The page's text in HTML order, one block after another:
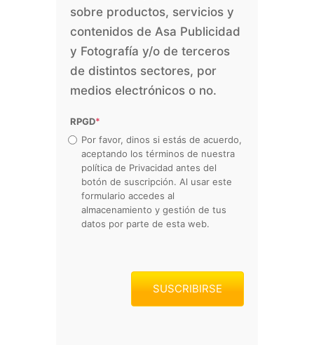
sobre productos, servicios y
contenidos de Asa Publicidad
y Fotografía y/o de terceros
de distintos sectores, por
medios electrónicos o no.
RPGD*
Por favor, dinos si estás de acuerdo,
aceptando los términos de nuestra
política de Privacidad antes del
botón de suscripción. Al usar este
formulario accedes al
almacenamiento y gestión de tus
datos por parte de esta web.